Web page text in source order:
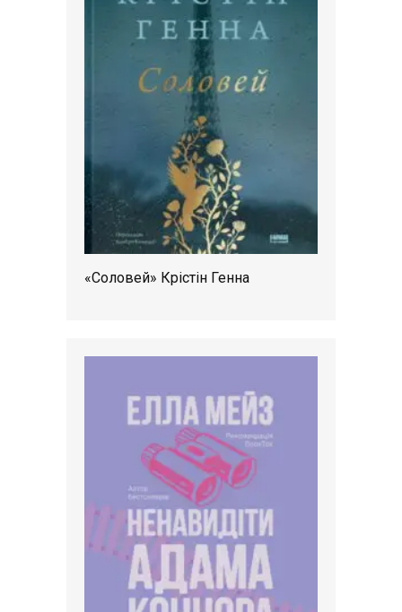
«Соловей» Крістін Генна